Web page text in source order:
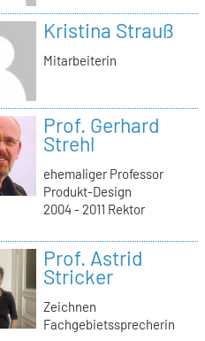
Kristina Strauß
Mitarbeiterin
Prof. Gerhard
Strehl
ehemaliger Professor
Produkt-Design
2004 - 2011 Rektor
Prof. Astrid
Stricker
Zeichnen
Fachgebietssprecherin